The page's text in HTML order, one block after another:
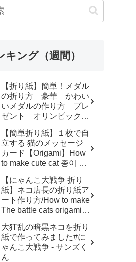
キング（週間）
【折り紙】簡単！メダル
の折り方 豪華 かわい
いメダルの作り方 プレ
ゼント オリンピックメ
origamilibrary
【簡単折り紙】１枚で自
立する 猫のメッセージ
カード【Origami】How
to make cute cat 종이 접
ン トトロ Totoro 万圣
节 小猫咪 Halloween -
hana's channel
【にゃんこ大戦争 折り
紙】ネコ店長の折り紙ア
ート作り方/How to make
The battle cats origami
チャンネル【人気キャラ
折り紙(Popular
character origami)】
大狂乱の暗黒ネコを折り
紙で作ってみました#に
ゃんこ大戦争 - サンズく
ん